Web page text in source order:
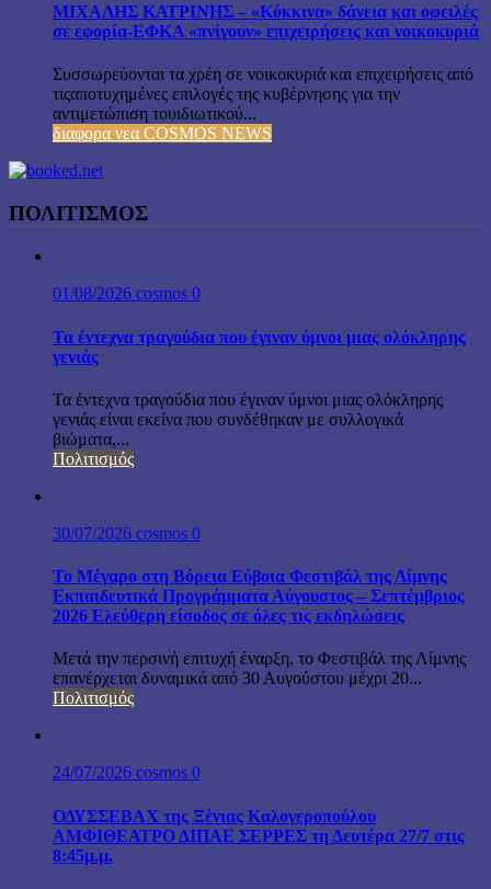
ΜΙΧΑΛΗΣ ΚΑΤΡΙΝΗΣ – «Κόκκινα» δάνεια και οφειλές
σε εφορία-ΕΦΚΑ «πνίγουν» επιχειρήσεις και νοικοκυριά
Συσσωρεύονται τα χρέη σε νοικοκυριά και επιχειρήσεις από
τιςαποτυχημένες επιλογές της κυβέρνησης για την
αντιμετώπιση τουιδιωτικού...
διαφορα νεα COSMOS NEWS
ΠΟΛΙΤΙΣΜΟΣ
01/08/2026 cosmos 0
Τα έντεχνα τραγούδια που έγιναν ύμνοι μιας ολόκληρης
γενιάς
Τα έντεχνα τραγούδια που έγιναν ύμνοι μιας ολόκληρης
γενιάς είναι εκείνα που συνδέθηκαν με συλλογικά
βιώματα,...
Πολιτισμός
30/07/2026 cosmos 0
Το Μέγαρο στη Βόρεια Εύβοια Φεστιβάλ της Λίμνης
Εκπαιδευτικά Προγράμματα Αύγουστος – Σεπτέμβριος
2026 Ελεύθερη είσοδος σε όλες τις εκδηλώσεις
Μετά την περσινή επιτυχή έναρξη, το Φεστιβάλ της Λίμνης
επανέρχεται δυναμικά από 30 Αυγούστου μέχρι 20...
Πολιτισμός
24/07/2026 cosmos 0
ΟΔΥΣΣΕΒΑΧ της Ξένιας Καλογεροπούλου
ΑΜΦΙΘΕΑΤΡΟ ΔΙΠΑΕ ΣΕΡΡΕΣ τη Δευτέρα 27/7 στις
8:45μ.μ.